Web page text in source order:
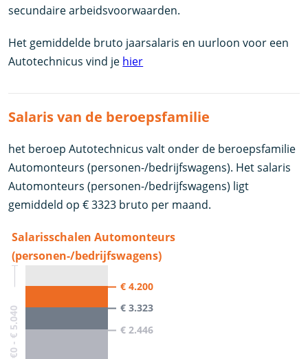
secundaire arbeidsvoorwaarden.
Het gemiddelde bruto jaarsalaris en uurloon voor een
Autotechnicus vind je hier
Salaris van de beroepsfamilie
het beroep Autotechnicus valt onder de beroepsfamilie
Automonteurs (personen-/bedrijfswagens). Het salaris
Automonteurs (personen-/bedrijfswagens) ligt
gemiddeld op € 3323 bruto per maand.
Salarisschalen Automonteurs
(personen-/bedrijfswagens)
€0 - € 5.040
€ 4.200
€ 3.323
€ 2.446